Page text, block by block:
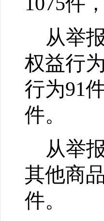
从举
权益行为
行为91
件。
从举
其他商品
件。